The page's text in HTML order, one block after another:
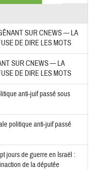
SUR CNEWS — LA
DE DIRE LES MOTS
SUR CNEWS — LA
DE DIRE LES MOTS
anti-juif passé sous
politique anti-juif passé
jours de guerre en Israël :
de la députée